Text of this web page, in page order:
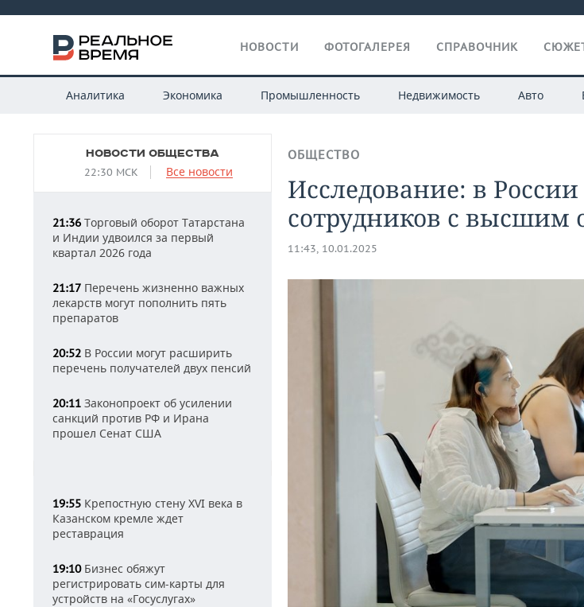
НОВОСТИ ФОТОГАЛЕРЕЯ СПРАВОЧНИК
Аналитика Экономика Промышленность Недвижимость Авто
НОВОСТИ ОБЩЕСТВА
22:30 МСК Все новости
21:36 Торговый оборот Татарстана
и Индии удвоился за первый
квартал 2026 года
21:17 Перечень жизненно важных
лекарств могут пополнить пять
препаратов
20:52 В России могут расширить
перечень получателей двух пенсий
20:11 Законопроект об усилении
санкций против РФ и Ирана
прошел Сенат США
19:55 Крепостную стену XVI века в
Казанском кремле ждет
реставрация
19:10Бизнес обяжут
регистрировать сим-карты для
устройств на «Госуслугах»
ОБЩЕСТВО
Исследование: в
сотрудников с высшим
11:43, 10.01.2025